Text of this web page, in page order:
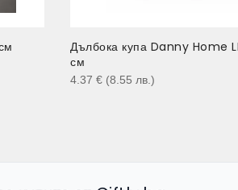
Дълбока купа Danny Home
см
4.37 € (8.55 лв. )